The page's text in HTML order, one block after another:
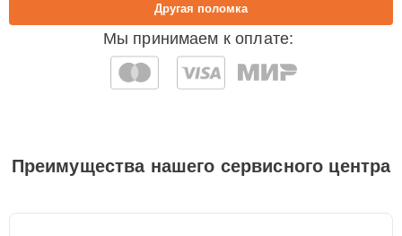
Мы принимаем к оплате:
Другая поломка
Преимущества нашего сервисного центра